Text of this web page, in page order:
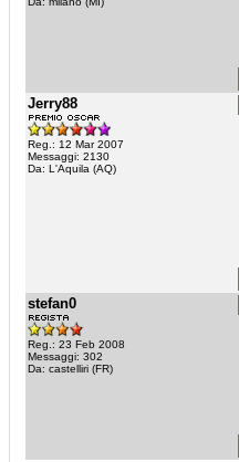
Jerry88
Reg.: 12 Mar 2007
Messaggi: 2130
Da: L'Aquila (AQ)
stefan0
Reg.: 23 Feb 2008
Messaggi: 302
Da: castelliri (FR)